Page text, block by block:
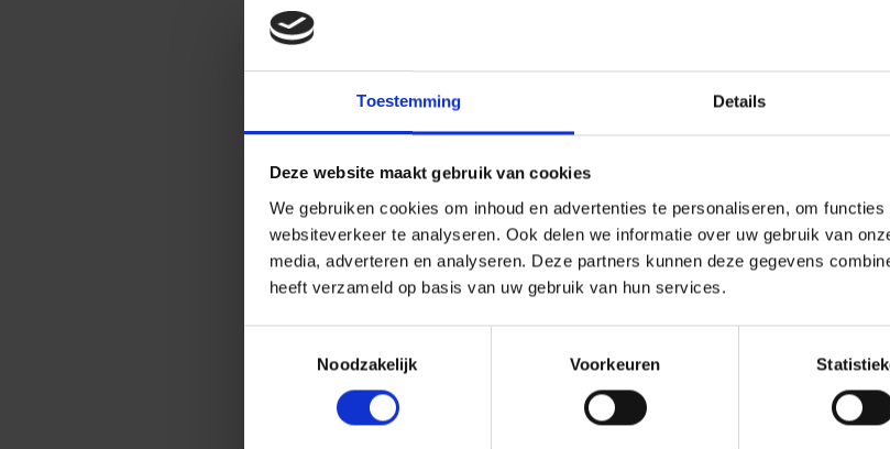
Toestemming Details
Deze website maakt gebruik van cookies
We gebruiken cookies om inhoud en advertenties te personaliseren, om
websiteverkeer te analyseren. Ook delen we informatie over uw gebruik van
media, adverteren en analyseren. Deze partners kunnen deze gegevens
heeft verzameld op basis van uw gebruik van hun services.
Noodzakelijk
Voorkeuren